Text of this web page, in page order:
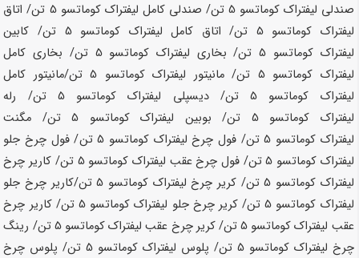
صندلی لیفتراک کوماتسو 5 تن / صندلی کامل لیفتراک کوماتسو 5 تن
/ اتاق
لیفتراک کوماتسو 5 تن / اتاق کامل لیفتراک کوماتسو 5 تن
/ کابین
لیفتراک کوماتسو
/ بخاری لیفتراک کوماتسو 5 تن
/ بخاری کامل
لیفتراک کوماتسو 5 تن / مانیتور لیفتراک کوماتسو
/مانیتور کامل
لیفتراک کوماتسو
/ دیسپلی لیفتراک کوماتسو 5 تن
/ رله
لیفتراک کوماتسو 5 تن / بوبین لیفتراک کوماتسو
/ مگنت
لیفتراک کوماتسو
/ فول چرخ لیفتراک کوماتسو
/ فول چرخ جلو
لیفتراک کوماتسو
/ فول چرخ عقب لیفتراک کوماتسو 5 تن
/ کاریر چرخ
لیفتراک کوماتسو
/ کریر چرخ لیفتراک کوماتسو
/کاریر چرخ جلو
لیفتراک کوماتسو
/ کریر چرخ جلو لیفتراک کوماتسو
/ کاریر چرخ
عقب لیفتراک کوماتسو
/ کریر چرخ عقب لیفتراک کوماتسو 5 تن
/ رینگ
چرخ لیفتراک کوماتسو 5 تن / پلوس لیفتراک کوماتسو
/ پلوس چرخ